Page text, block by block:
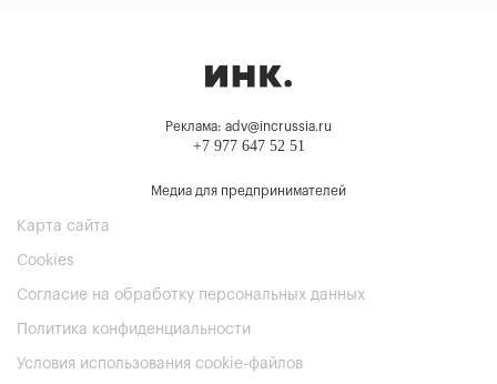
Реклама: adv@incrussia.ru
+7 977 647 52 51
Медиа для предпринимателей
Карта сайта
Cookies
Согласие на обработку персональных данных
Политика конфиденциальности
Условия использования cookie-файлов